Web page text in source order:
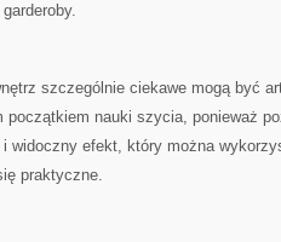
szczególnie ciekawe mogą być
początkiem nauki szycia, ponieważ
widoczny efekt, który można
praktyczne.